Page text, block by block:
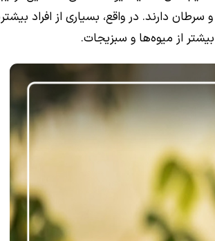
دارند. در واقع، بسیاری از افراد
از میوه‌ها و سبزیجات.